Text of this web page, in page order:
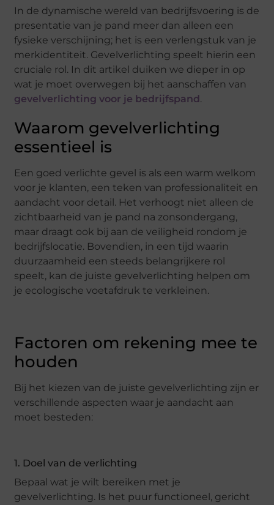
In de dynamische wereld van bedrijfsvoering is de
presentatie van je pand meer dan alleen een
fysieke verschijning; het is een verlengstuk van je
merkidentiteit. Gevelverlichting speelt hierin een
cruciale rol. In dit artikel duiken we dieper in op
wat je moet overwegen bij het aanschaffen van
gevelverlichting voor je bedrijfspand.
Waarom gevelverlichting
essentieel is
Een goed verlichte gevel is als een warm welkom
voor je klanten, een teken van professionaliteit en
aandacht voor detail. Het verhoogt niet alleen de
zichtbaarheid van je pand na zonsondergang,
maar draagt ook bij aan de veiligheid rondom je
bedrijfslocatie. Bovendien, in een tijd waarin
duurzaamheid een steeds belangrijkere rol
speelt, kan de juiste gevelverlichting helpen om
je ecologische voetafdruk te verkleinen.
Factoren om rekening mee te
houden
Bij het kiezen van de juiste gevelverlichting zijn er
verschillende aspecten waar je aandacht aan
moet besteden:
1. Doel van de verlichting
Bepaal wat je wilt bereiken met je
gevelverlichting. Is het puur functioneel, gericht